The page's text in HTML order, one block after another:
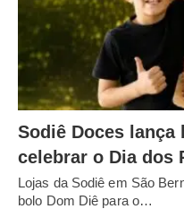
Sodiê Doces
celebrar o Dia dos
Lojas da Sodiê em São
bolo Dom Diê para o…